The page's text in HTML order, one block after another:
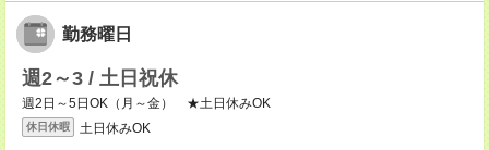
勤務曜日
週2～3 / 土日祝休
週2日～5日OK（月～金） ★土日休みOK
休日休暇 土日休みOK